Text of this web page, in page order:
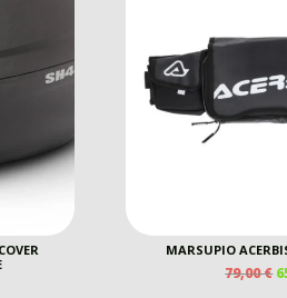
MARSUPIO
79,00€ IL